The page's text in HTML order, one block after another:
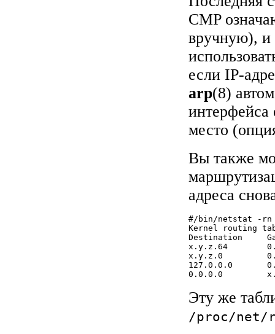
CMP
вручную), и
если IP-
arp(8)
интерфейса
место
Вы также
адреса
#/bin/netstat -rn
Kernel routing
Destination
x.y.z.64
x.y.z.0
127.0.0.0
0.0.0.0
Эту же
/proc/net/